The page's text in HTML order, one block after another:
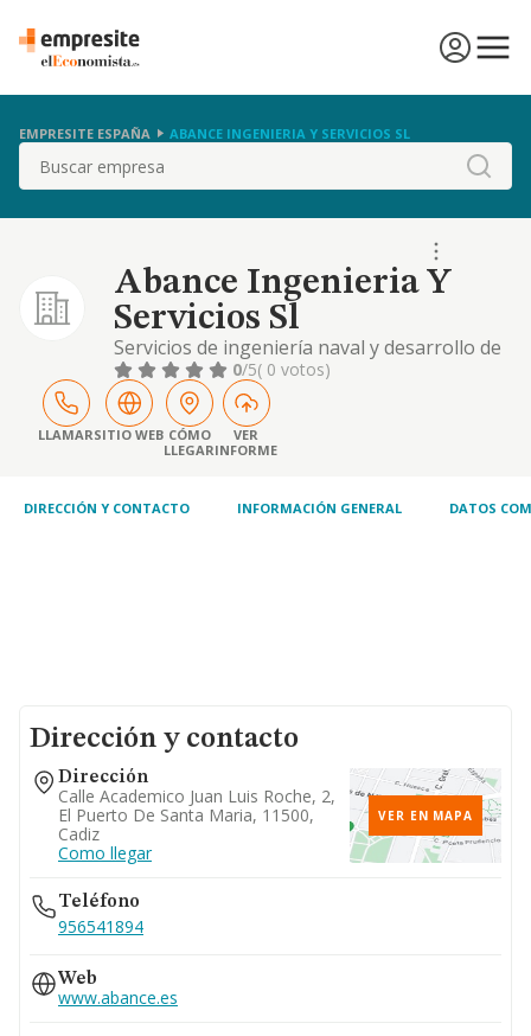
EMPRESITE ESPAÑA ABANCE INGENIERIA Y SERVICIOS SL
Buscar
Abance Ingenieria Y
Servicios Sl
Servicios de ingeniería naval y desarrollo de
planos navales.
0/5( 0 votos)
LLAMARSITIO WEB CÓMO
LLEGAR
VER
INFORME
DIRECCIÓN Y CONTACTO INFORMACIÓN GENERAL DATOS
Dirección y contacto
Dirección
Calle Academico Juan Luis Roche, 2,
El Puerto De Santa Maria, 11500,
Cadiz
Como llegar
VER EN MAPA
Teléfono
956541894
Web
www.abance.es